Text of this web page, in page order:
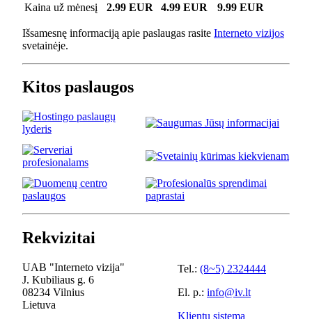
Kaina už mėnesį
2.99 EUR 4.99 EUR 9.99 EUR
Išsamesnę informaciją apie paslaugas rasite Interneto vizijos
svetainėje.
Kitos paslaugos
Rekvizitai
UAB "Interneto vizija"
J. Kubiliaus g. 6
08234 Vilnius
Lietuva
Tel.: (8~5) 2324444
El. p.: info@iv.lt
Klientų sistema